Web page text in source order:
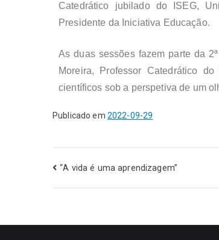
Catedrático jubilado do ISEG,
Presidente da Iniciativa Educação.
As duas sessões fazem parte da
Moreira, Professor Catedrático
científicos sob a perspetiva de um
Publicado em 2022-09-29
“A vida é uma aprendizagem”